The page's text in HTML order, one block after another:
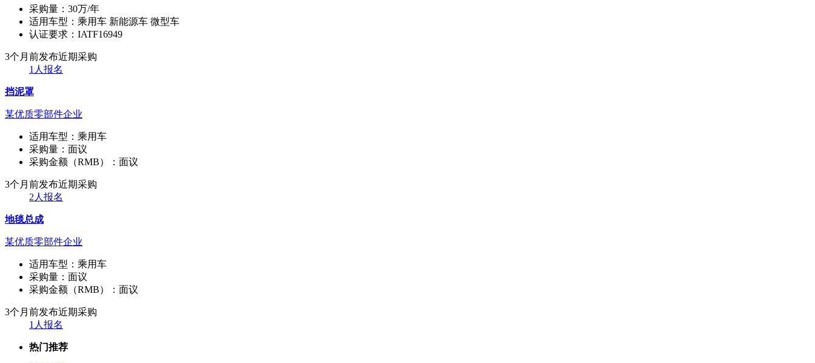
采购量： 30万/年
适用车型： 乘用车 新能源车 微型车
认证要求： IATF16949
3个月前发布近期采购
1人报名
挡泥罩
某优质零部件企业
适用车型： 乘用车
采购量： 面议
采购金额（RMB）： 面议
3个月前发布近期采购
2人报名
地毯总成
某优质零部件企业
适用车型： 乘用车
采购量： 面议
采购金额（RMB）： 面议
3个月前发布近期采购
1人报名
热门推荐